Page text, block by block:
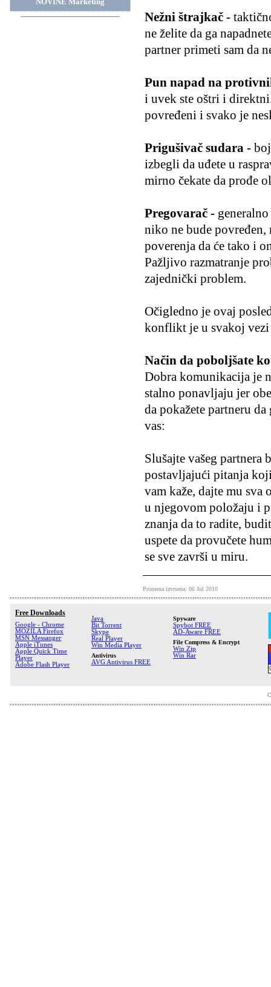
Nežni štrajkač -
ne želite da ga
partner primeti sam da
Pun napad na
i uvek ste oštri i
povređeni i svako je
Prigušivač sudara -
izbegli da uđete u
mirno čekate da prođe
Pregovarač -
niko ne bude povređen,
poverenja da će tako i
Pažljivo razmatranje
zajednički problem.
Očigledno je ovaj
konflikt je u svakoj vezi
Način da poboljšate
Dobra komunikacija je
stalno ponavljaju jer
da pokažete partneru da
vas:
Slušajte vašeg
postavljajući pitanja
vam kaže, dajte mu sva
u njegovom položaju i
znanja da to radite,
uspete da provučete
se sve završi u miru.
Promena izvrsena: 06 Jul 2010
Free Downloads
Google - Chrome
MOZILA Firefox
MSN Messanger
Apple iTunes
Apple Quick Time
Player
Adobe Flash Player
Java
Bit Torrent
Skype
Real Player
Win Media Player
Antivirus
AVG Antivirus FREE
Spyware
Spybot FREE
AD-Aware FREE
File Compress & Encrypt
Win Zip
Win Rar